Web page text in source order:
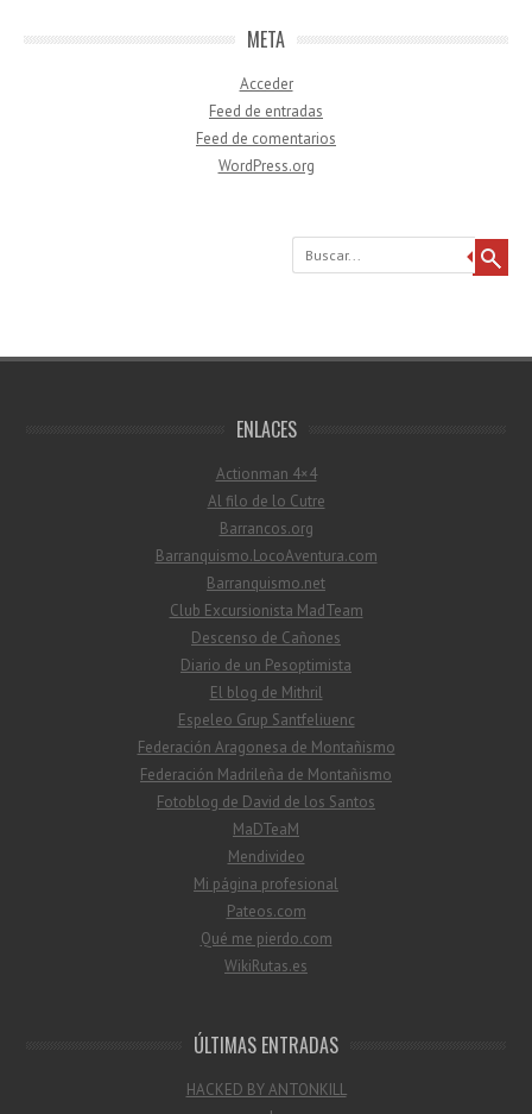
META
Acceder
Feed de entradas
Feed de comentarios
WordPress.org
Buscar
ENLACES
Actionman 4×4
Al filo de lo Cutre
Barrancos.org
Barranquismo.LocoAventura.com
Barranquismo.net
Club Excursionista MadTeam
Descenso de Cañones
Diario de un Pesoptimista
El blog de Mithril
Espeleo Grup Santfeliuenc
Federación Aragonesa de Montañismo
Federación Madrileña de Montañismo
Fotoblog de David de los Santos
MaDTeaM
Mendivideo
Mi página profesional
Pateos.com
Qué me pierdo.com
WikiRutas.es
ÚLTIMAS ENTRADAS
HACKED BY ANTONKILL